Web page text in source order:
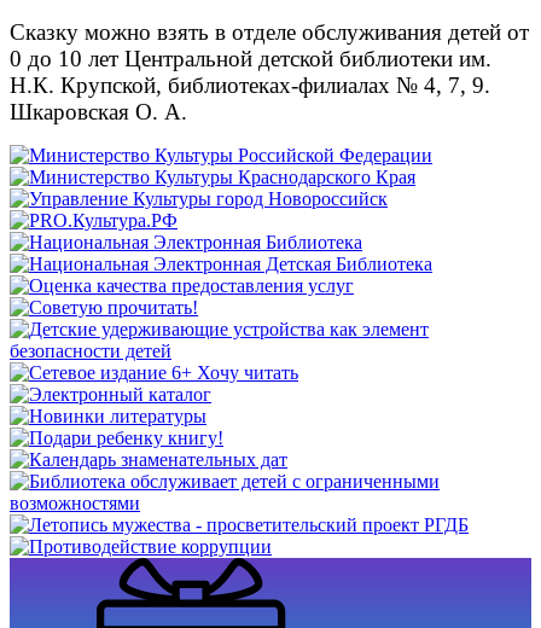
Сказку можно взять в отделе обслуживания детей от
0 до 10 лет Центральной детской библиотеки им.
Н.К. Крупской, библиотеках-филиалах № 4, 7, 9.
Шкаровская О. А.